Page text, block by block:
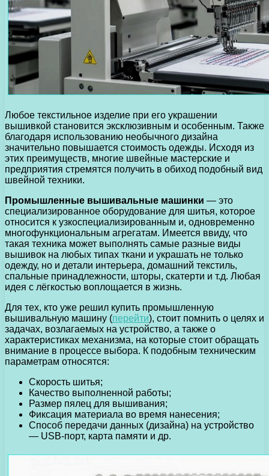
Любое текстильное изделие при его украшении
вышивкой становится эксклюзивным и особенным. Также
благодаря использованию необычного дизайна
значительно повышается стоимость одежды. Исходя из
этих преимуществ, многие швейные мастерские и
предприятия стремятся получить в обиход подобный вид
швейной техники.
Промышленные вышивальные машинки — это
специализированное оборудование для шитья, которое
относится к узкоспециализированным и, одновременно
многофункциональным агрегатам. Имеется ввиду, что
такая техника может выполнять самые разные виды
вышивок на любых типах ткани и украшать не только
одежду, но и детали интерьера, домашний текстиль,
спальные принадлежности, шторы, скатерти и т.д. Любая
идея с лёгкостью воплощается в жизнь.
Для тех, кто уже решил купить промышленную
вышивальную машину (перейти), стоит помнить о целях и
задачах, возлагаемых на устройство, а также о
характеристиках механизма, на которые стоит обращать
внимание в процессе выбора. К подобным техническим
параметрам относятся:
Скорость шитья;
Качество выполненной работы;
Размер пялец для вышивания;
Фиксация материала во время нанесения;
Способ передачи данных (дизайна) на устройство
— USB-порт, карта памяти и др.